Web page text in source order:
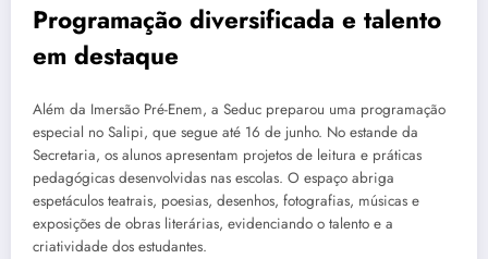
Programação diversificada e talento
em destaque
Além da Imersão Pré-Enem, a Seduc preparou uma programação
especial no Salipi, que segue até 16 de junho. No estande da
Secretaria, os alunos apresentam projetos de leitura e práticas
pedagógicas desenvolvidas nas escolas. O espaço abriga
espetáculos teatrais, poesias, desenhos, fotografias, músicas e
exposições de obras literárias, evidenciando o talento e a
criatividade dos estudantes.